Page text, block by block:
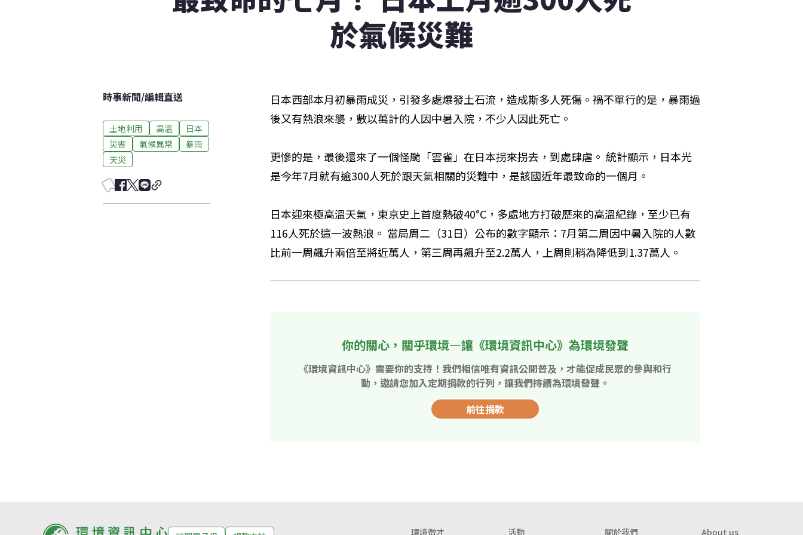
於氣候災難
時事新聞/編輯直送
土地利用 高溫
日本
災害
氣候異常
暴雨
天災
日本西部本月初暴雨成災，引發多處爆發土石流，造成斯多人死傷。禍不單行的是，暴雨過
後又有熱浪來襲，數以萬計的人因中暑入院，不少人因此死亡。
更慘的是，最後還來了一個怪颱「雲雀」在日本拐來拐去，到處肆虐。 統計顯示，日本光
是今年7月就有逾300人死於跟天氣相關的災難中，是該國近年最致命的一個月。
日本迎來極高溫天氣，東京史上首度熱破40°C，多處地方打破歷來的高溫紀錄，至少已有
116人死於這一波熱浪。 當局周二（31日）公布的數字顯示：7月第二周因中暑入院的人數
比前一周飆升兩倍至將近萬人，第三周再飆升至2.2萬人，上周則稍為降低到1.37萬人。
你的關心，關乎環境—讓《環境資訊中心》為環境發聲
《環境資訊中心》需要你的支持！我們相信唯有資訊公開普及，才能促成民眾的參與和行
動，邀請您加入定期捐款的行列，讓我們持續為環境發聲。
前往捐款
環境徵才 活動 關於我們 About us